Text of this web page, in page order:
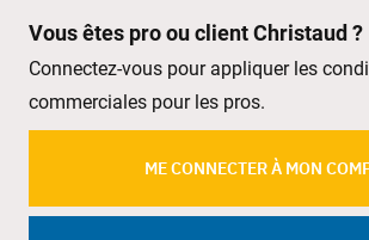
Vous êtes pro ou client Christaud ?
Connectez-vous pour appliquer les
commerciales pour les pros.
ME CONNECTER À MON